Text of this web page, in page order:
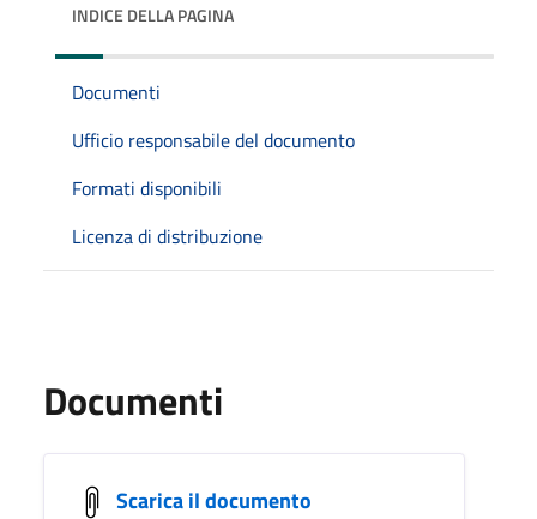
INDICE DELLA PAGINA
Documenti
Ufficio responsabile del documento
Formati disponibili
Licenza di distribuzione
Documenti
Scarica il documento